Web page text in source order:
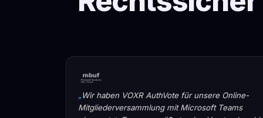
Wir haben VOXR AuthVote für unsere Online-
Mitgliederversammlung mit Microsoft Teams